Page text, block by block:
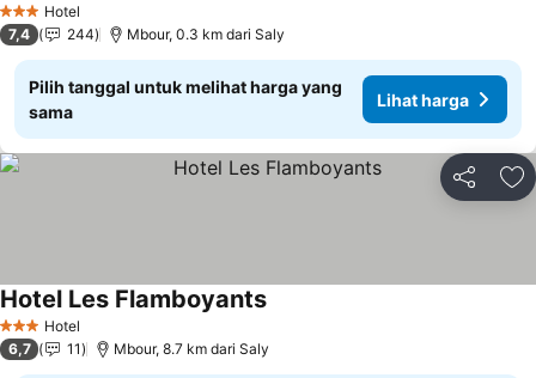
3 BintangHotel
7,4 244 Mbour, 0.3 km dari Saly
Pilih tanggal untuk melihat harga yang
sama
Lihat harga
Bagikan
3 BintangHotel
Hotel Les Flamboyants
6,7 11 Mbour, 8.7 km dari Saly